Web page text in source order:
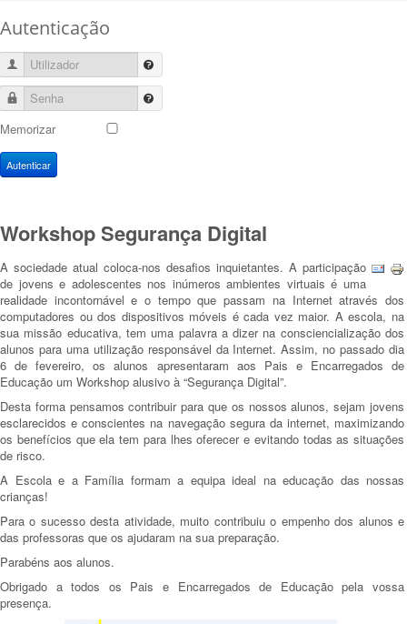
Autenticação
Utilizador
Senha
Memorizar
Autenticar
Workshop Segurança Digital
A sociedade atual coloca-nos desafios inquietantes. A participação
de jovens e adolescentes nos inúmeros ambientes virtuais é uma
realidade incontornável e o tempo que passam na Internet através dos
computadores ou dos dispositivos móveis é cada vez maior. A escola, na
sua missão educativa, tem uma palavra a dizer na consciencialização dos
alunos para uma utilização responsável da Internet. Assim, no passado dia
6 de fevereiro, os alunos apresentaram aos Pais e Encarregados de
Educação um Workshop alusivo à “Segurança Digital”.
Desta forma pensamos contribuir para que os nossos alunos, sejam jovens
esclarecidos e conscientes na navegação segura da internet, maximizando
os benefícios que ela tem para lhes oferecer e evitando todas as situações
de risco.
A Escola e a Família formam a equipa ideal na educação das nossas
crianças!
Para o sucesso desta atividade, muito contribuiu o empenho dos alunos e
das professoras que os ajudaram na sua preparação.
Parabéns aos alunos.
Obrigado a todos os Pais e Encarregados de Educação pela vossa
presença.